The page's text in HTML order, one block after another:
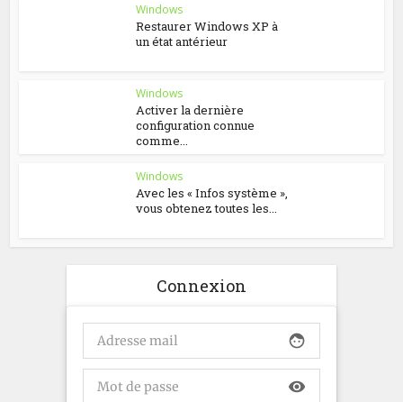
Windows
Restaurer Windows XP à
un état antérieur
Windows
Activer la dernière
configuration connue
comme...
Windows
Avec les « Infos système »,
vous obtenez toutes les...
Connexion
face
visibility